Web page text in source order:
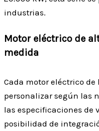
industrias.
Motor eléctrico de
medida
Cada motor eléctrico de
personalizar según las
las especificaciones de
posibilidad de